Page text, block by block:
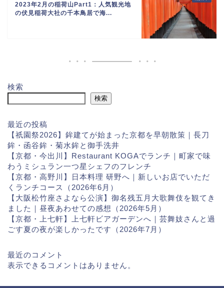
2023年2月の稲荷山Part1：人気観光地
の伏見稲荷大社の千本鳥居で海...
検索
検索
最近の投稿
【祇園祭2026】鉾建てが始まった京都を早朝散策｜長刀
鉾・函谷鉾・菊水鉾と御手洗井
【京都・今出川】Restaurant KOGAでランチ｜町家で味
わうミシュラン一つ星シェフのフレンチ
【京都・高野川】日本料理 研野へ｜新しいお店でいただ
くランチコース（2026年6月）
【大阪松竹座さよなら公演】御名残五月大歌舞伎を観てき
ました｜昼夜あわせての感想（2026年5月）
【京都・上七軒】上七軒ビアガーデンへ｜芸舞妓さんと過
ごす夏の夜が楽しかったです（2026年7月）
最近のコメント
表示できるコメントはありません。